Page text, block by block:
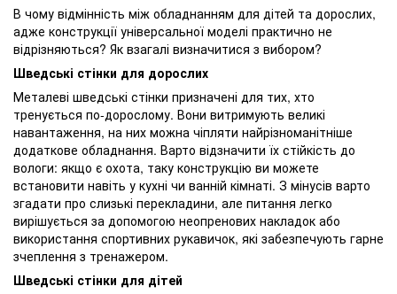
В чому відмінність між обладнанням для дітей та дорослих,
адже конструкції універсальної моделі практично не
відрізняються? Як взагалі визначитися з вибором?
Шведські стінки для дорослих
Металеві шведські стінки призначені для тих, хто
тренується по-дорослому. Вони витримують великі
навантаження, на них можна чіпляти найрізноманітніше
додаткове обладнання. Варто відзначити їх стійкість до
вологи: якщо є охота, таку конструкцію ви можете
встановити навіть у кухні чи ванній кімнаті. З мінусів варто
згадати про слизькі перекладини, але питання легко
вирішується за допомогою неопренових накладок або
використання спортивних рукавичок, які забезпечують гарне
зчеплення з тренажером.
Шведські стінки для дітей